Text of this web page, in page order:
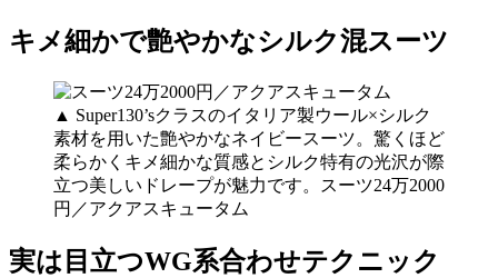
キメ細かで艶やかなシルク混スーツ
▲ Super130’sクラスのイタリア製ウール×シルク
素材を用いた艶やかなネイビースーツ。驚くほど
柔らかくキメ細かな質感とシルク特有の光沢が際
立つ美しいドレープが魅力です。スーツ24万2000
円／アクアスキュータム
実は目立つWG系合わせテクニック